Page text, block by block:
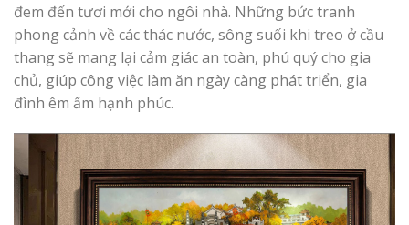
đem đến tươi mới cho ngôi nhà. Những bức tranh
phong cảnh về các thác nước, sông suối khi treo ở cầu
thang sẽ mang lại cảm giác an toàn, phú quý cho gia
chủ, giúp công việc làm ăn ngày càng phát triển, gia
đình êm ấm hạnh phúc.